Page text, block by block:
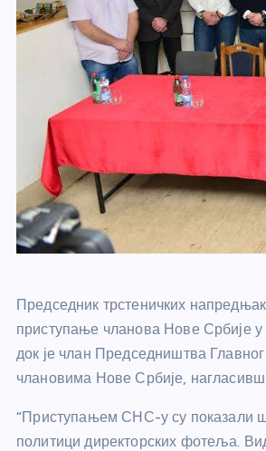
Председник трстеничких
приступање чланова Нове Србије у
док је члан Председништва
члановима Нове Србије,
“Приступањем СНС-у су показали
политици директорских фотеља.